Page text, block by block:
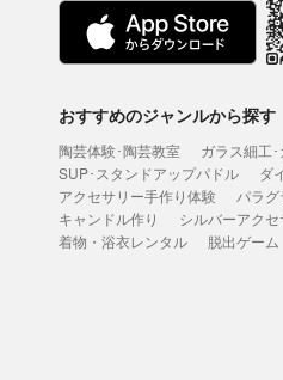
おすすめのジャンルから探す
陶芸体験･陶芸教室 ガラス細工
SUP･スタンドアップパドル
ダ
アクセサリー手作り体験
パラ
キャンドル作り
シルバーアク
着物・浴衣レンタル
脱出ゲーム